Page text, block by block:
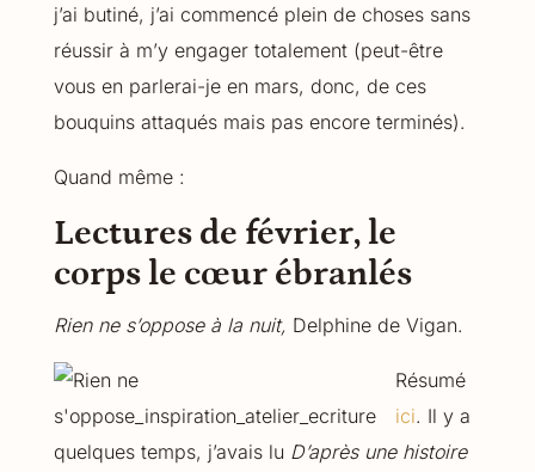
j’ai butiné, j’ai commencé plein de choses sans
réussir à m’y engager totalement (peut-être
vous en parlerai-je en mars, donc, de ces
bouquins attaqués mais pas encore terminés).
Quand même :
Lectures de février, le
corps le cœur ébranlés
Rien ne s’oppose à la nuit, Delphine de Vigan.
Résumé
ici. Il y a
quelques temps, j’avais lu D’après une histoire